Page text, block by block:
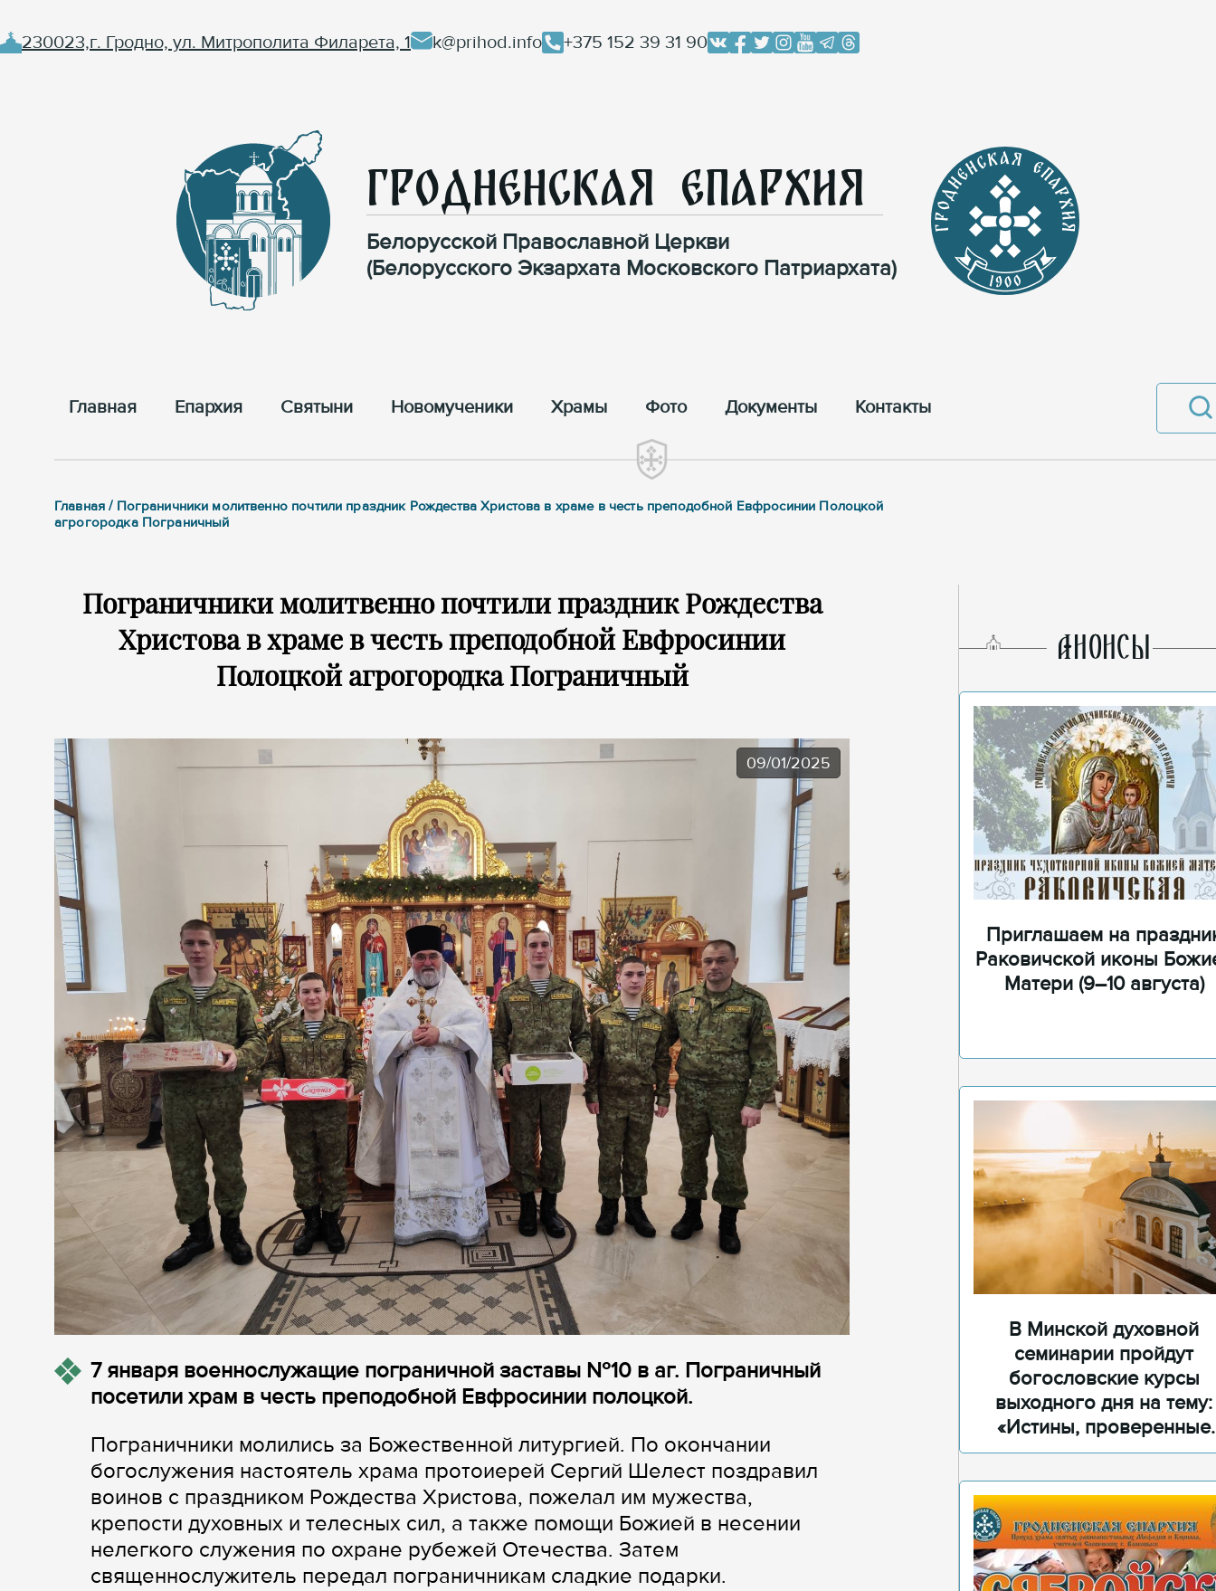
230023,г. Гродно, ул. Митрополита Филарета, 1 k@prihod.info +375 152 39 31 90
Гродненская Епархия
Белорусской Православной Церкви
(Белорусского Экзархата Московского Патриархата)
Главная Епархия Cвятыни Новомученики Храмы Фото Документы Контакты
Главная / Пограничники молитвенно почтили праздник Рождества Христова в храме в честь преподобной Евфросинии Полоцкой
агрогородка Пограничный
Пограничники молитвенно почтили праздник Рождества
Христова в храме в честь преподобной Евфросинии
Полоцкой агрогородка Пограничный
09/01/2025
7 января военнослужащие пограничной заставы №10 в аг. Пограничный
посетили храм в честь преподобной Евфросинии полоцкой.
Пограничники молились за Божественной литургией. По окончании
богослужения настоятель храма протоиерей Сергий Шелест поздравил
воинов с праздником Рождества Христова, пожелал им мужества,
крепости духовных и телесных сил, а также помощи Божией в несении
нелегкого служения по охране рубежей Отечества. Затем
священнослужитель передал пограничникам сладкие подарки.
AНОНСЫ
Приглашаем на
Раковичской иконы
Матери (9–10 августа)
В Минской духовной
семинарии пройдут
богословские курсы
выходного дня на тему:
«Истины, проверенные
временем»